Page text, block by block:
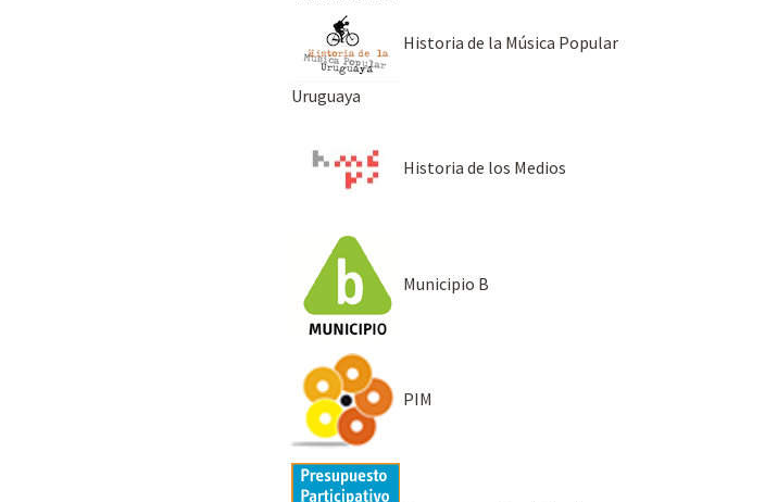
Historia de la Música Popular
Uruguaya
Historia de los Medios
Municipio B
PIM